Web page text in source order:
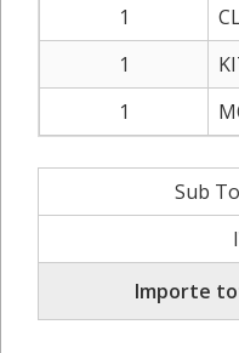
1
1
1
Sub
Importe